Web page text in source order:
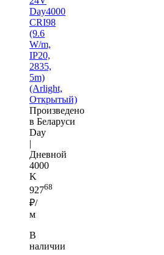
Day4000
CRI98
(9.6
W/m,
IP20,
2835,
5m)
(Arlight,
Открытый)
Произведено
в Беларуси
Day
|
Дневной
4000
K
92768
₽/
м
В
наличии